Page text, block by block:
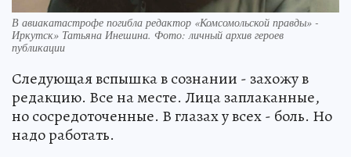
В авиакатастрофе погибла редактор «Комсомольской правды» -
Иркутск» Татьяна Инешина. Фото: личный архив героев
публикации
Следующая вспышка в сознании - захожу в
редакцию. Все на месте. Лица заплаканные,
но сосредоточенные. В глазах у всех - боль. Но
надо работать.